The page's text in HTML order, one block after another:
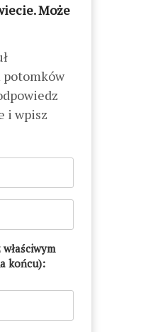
Może
potomków
i wpisz
końcu):